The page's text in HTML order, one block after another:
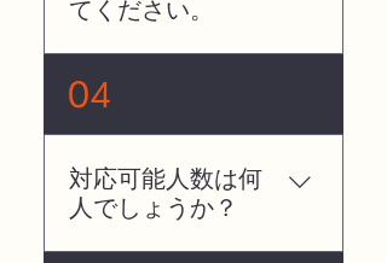
てください。
お支払い方法は指定口座
への口座振り込み、もし
くは当日の現金支払いに
て承っております。 お振
込の場合は作業完了後に
ご請求を行いますので期
日内にお振込をお願いい
04
対応可能人数は何
人でしょうか？